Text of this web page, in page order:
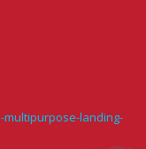
өнгөрсөн
landing-